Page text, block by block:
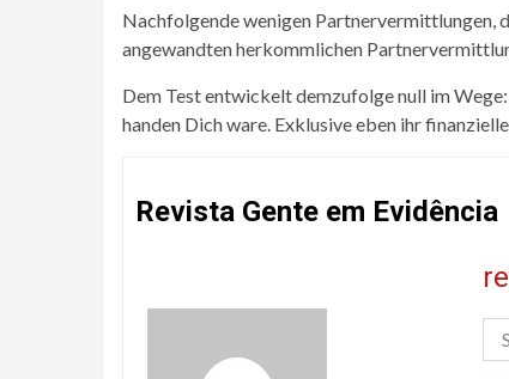
Nachfolgende wenigen Partnervermittlungen,
angewandten herkommlichen
Dem Test entwickelt demzufolge null im
handen Dich ware. Exklusive eben ihr
Revista Gente em Evidência